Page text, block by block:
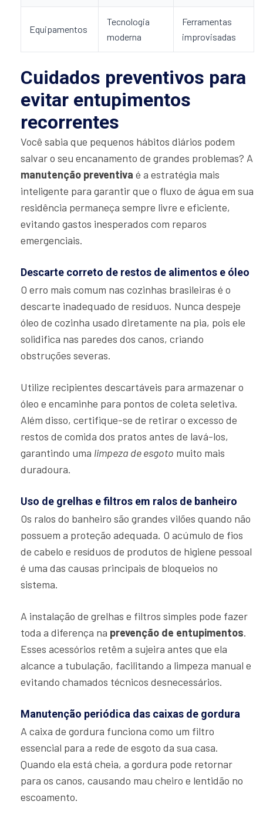
Equipamentos
Tecnologia
moderna
Ferramentas
improvisadas
Cuidados preventivos para
evitar entupimentos
recorrentes
Você sabia que pequenos hábitos diários podem
salvar o seu encanamento de grandes problemas? A
manutenção preventiva é a estratégia mais
inteligente para garantir que o fluxo de água em sua
residência permaneça sempre livre e eficiente,
evitando gastos inesperados com reparos
emergenciais.
Descarte correto de restos de alimentos e óleo
O erro mais comum nas cozinhas brasileiras é o
descarte inadequado de resíduos. Nunca despeje
óleo de cozinha usado diretamente na pia, pois ele
solidifica nas paredes dos canos, criando
obstruções severas.
Utilize recipientes descartáveis para armazenar o
óleo e encaminhe para pontos de coleta seletiva.
Além disso, certifique-se de retirar o excesso de
restos de comida dos pratos antes de lavá-los,
garantindo uma limpeza de esgoto muito mais
duradoura.
Uso de grelhas e filtros em ralos de banheiro
Os ralos do banheiro são grandes vilões quando não
possuem a proteção adequada. O acúmulo de fios
de cabelo e resíduos de produtos de higiene pessoal
é uma das causas principais de bloqueios no
sistema.
A instalação de grelhas e filtros simples pode fazer
toda a diferença na prevenção de entupimentos.
Esses acessórios retêm a sujeira antes que ela
alcance a tubulação, facilitando a limpeza manual e
evitando chamados técnicos desnecessários.
Manutenção periódica das caixas de gordura
A caixa de gordura funciona como um filtro
essencial para a rede de esgoto da sua casa.
Quando ela está cheia, a gordura pode retornar
para os canos, causando mau cheiro e lentidão no
escoamento.